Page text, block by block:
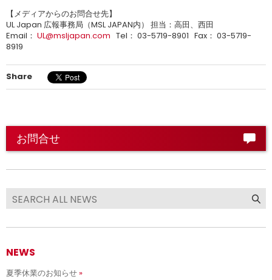
【メディアからのお問合せ先】
UL Japan 広報事務局（MSL JAPAN内） 担当：高田、西田
Email： UL@msljapan.com Tel： 03-5719-8901 Fax： 03-5719-
8919
Share
お問合せ
NEWS
夏季休業のお知らせ